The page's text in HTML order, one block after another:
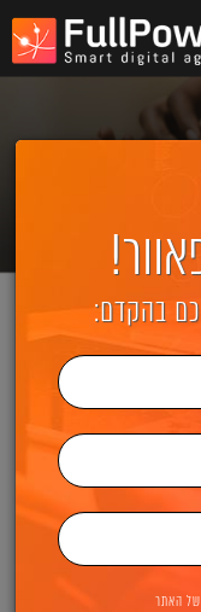
בהקדם:
האתר